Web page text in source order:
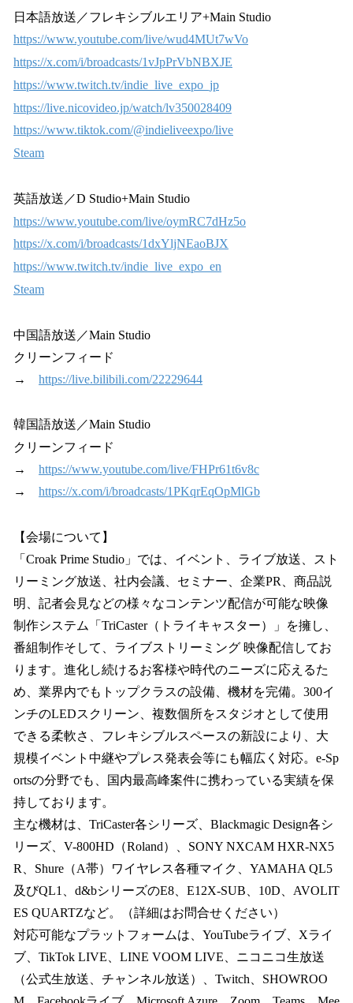
日本語放送／フレキシブルエリア+Main Studio
https://www.youtube.com/live/wud4MUt7wVo
https://x.com/i/broadcasts/1vJpPrVbNBXJE
https://www.twitch.tv/indie_live_expo_jp
https://live.nicovideo.jp/watch/lv350028409
https://www.tiktok.com/@indieliveexpo/live
Steam
英語放送／D Studio+Main Studio
https://www.youtube.com/live/oymRC7dHz5o
https://x.com/i/broadcasts/1dxYljNEaoBJX
https://www.twitch.tv/indie_live_expo_en
Steam
中国語放送／Main Studio
クリーンフィード
→ https://live.bilibili.com/22229644
韓国語放送／Main Studio
クリーンフィード
→ https://www.youtube.com/live/FHPr61t6v8c
→ https://x.com/i/broadcasts/1PKqrEqOpMlGb
【会場について】
「Croak Prime Studio」では、イベント、ライブ放送、スト
リーミング放送、社内会議、セミナー、企業PR、商品説
明、記者会見などの様々なコンテンツ配信が可能な映像
制作システム「TriCaster（トライキャスター）」を擁し、
番組制作そして、ライブストリーミング 映像配信してお
ります。進化し続けるお客様や時代のニーズに応えるた
め、業界内でもトップクラスの設備、機材を完備。300イ
ンチのLEDスクリーン、複数個所をスタジオとして使用
できる柔軟さ、フレキシブルスペースの新設により、大
規模イベント中継やプレス発表会等にも幅広く対応。e-Sp
ortsの分野でも、国内最高峰案件に携わっている実績を保
持しております。
主な機材は、TriCaster各シリーズ、Blackmagic Design各シ
リーズ、V-800HD（Roland）、SONY NXCAM HXR-NX5
R、Shure（A帯）ワイヤレス各種マイク、YAMAHA QL5
及びQL1、d&bシリーズのE8、E12X-SUB、10D、AVOLIT
ES QUARTZなど。（詳細はお問合せください）
対応可能なプラットフォームは、YouTubeライブ、Xライ
ブ、TikTok LIVE、LINE VOOM LIVE、ニコニコ生放送
（公式生放送、チャンネル放送）、Twitch、SHOWROO